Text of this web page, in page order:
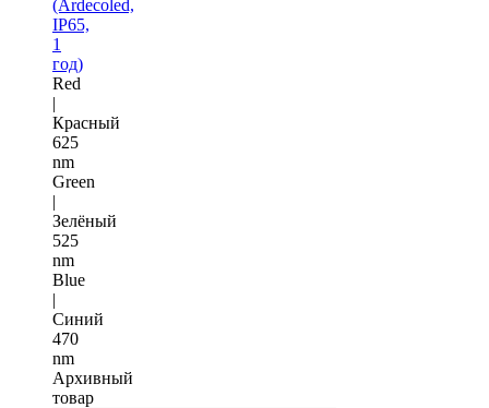
(Ardecoled,
IP65,
1
год)
Red
|
Красный
625
nm
Green
|
Зелёный
525
nm
Blue
|
Синий
470
nm
Архивный
товар